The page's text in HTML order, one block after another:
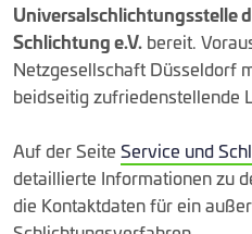
Universalschlichtungsstelle
Schlichtung e.V. bereit.
Netzgesellschaft Düsseldorf
beidseitig zufriedenstellende
Auf der Seite Service und
detaillierte Informationen zu
die Kontaktdaten für ein